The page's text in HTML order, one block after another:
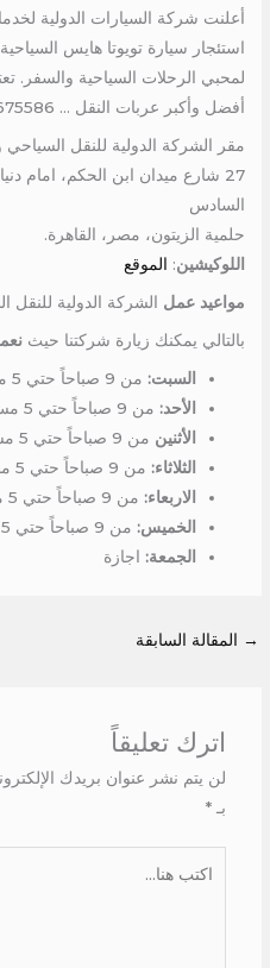
أعلنت شركة السيارات الدولية
استئجار سيارة تويوتا هايس
أفضل وأكبر عربات النقل … 01115675586
مقر الشركة الدولية للنقل السياحي
27 شارع ميدان ابن الحكم، امام
السادس
حلمية الزيتون، مصر، القاهرة.
اللوكيشين: الموقع
مواعيد عمل الشركة الدولية للنقل
بالتالي يمكنك زيارة شركتنا حيث
السبت: من 9 صباحاً حتي 5 مساءً
الأحد: من 9 صباحاً حتي 5 مساءً
الأثنين من 9 صباحاً حتي 5 مساءً
الثلاثاء: من 9 صباحاً حتي 5 مساءً
الاربعاء: من 9 صباحاً حتي 5 مساءً
الخميس: من 9 صباحاً حتي 5 مساءً
الجمعة: اجازة
→ المقالة السابقة
اترك تعليقاً
لن يتم نشر عنوان بريدك
بـ *